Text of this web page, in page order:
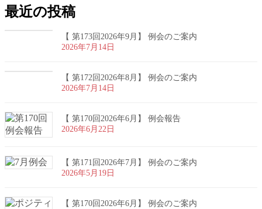
最近の投稿
【 第173回2026年9月】 例会のご案内
2026年7月14日
【 第172回2026年8月】 例会のご案内
2026年7月14日
【 第170回2026年6月】 例会報告
2026年6月22日
【 第171回2026年7月】 例会のご案内
2026年5月19日
【 第170回2026年6月】 例会のご案内